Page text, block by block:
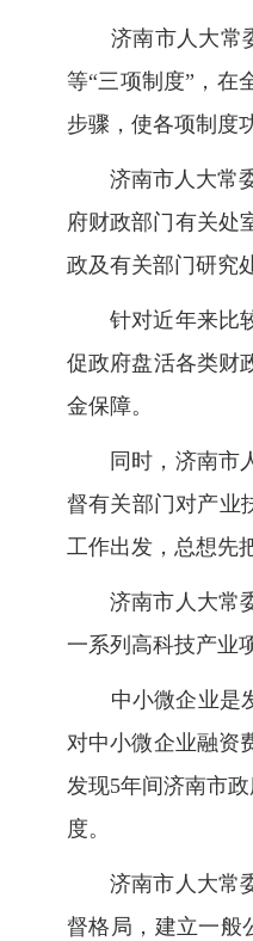
济南市人大常
等“三项制度”，在
步骤，使各项制度
济南市人大常
府财政部门有关处
政及有关部门研究
针对近年来比
促政府盘活各类财
金保障。
同时，济南市
督有关部门对产业
工作出发，总想先
济南市人大常
一系列高科技产业
中小微企业是
对中小微企业融资
发现5年间济南市
度。
济南市人大常
督格局，建立一般